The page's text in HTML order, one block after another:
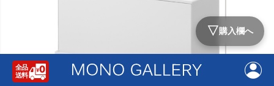
▽購入欄へ